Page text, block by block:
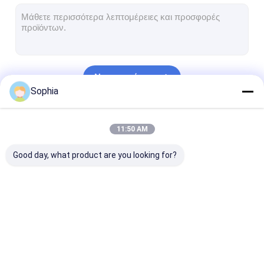
Αντιμέτωπο φύλλο αλουμινίου έγγραφο της Kraft
Scrim φύλλων αλουμινίου ταινία
Ταινία αγωγών υφασμάτων
Το διπλάσιο πλαισίωσε την κολλητική ταινία
Να συνεχίσει
Sophia
11:50 AM
Good day, what product are you looking for?